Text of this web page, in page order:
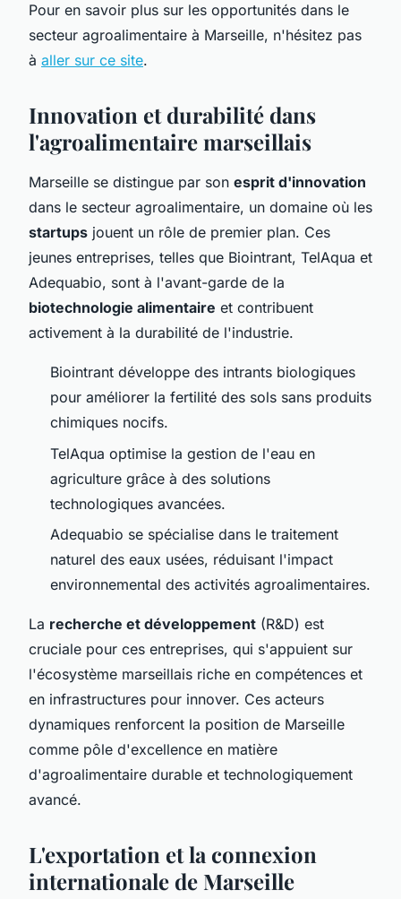
Pour en savoir plus sur les opportunités dans le
secteur agroalimentaire à Marseille, n'hésitez pas
à aller sur ce site.
Innovation et durabilité dans
l'agroalimentaire marseillais
Marseille se distingue par son esprit d'innovation
dans le secteur agroalimentaire, un domaine où les
startups jouent un rôle de premier plan. Ces
jeunes entreprises, telles que Biointrant, TelAqua et
Adequabio, sont à l'avant-garde de la
biotechnologie alimentaire et contribuent
activement à la durabilité de l'industrie.
Biointrant développe des intrants biologiques
pour améliorer la fertilité des sols sans produits
chimiques nocifs.
TelAqua optimise la gestion de l'eau en
agriculture grâce à des solutions
technologiques avancées.
Adequabio se spécialise dans le traitement
naturel des eaux usées, réduisant l'impact
environnemental des activités agroalimentaires.
La recherche et développement (R&D) est
cruciale pour ces entreprises, qui s'appuient sur
l'écosystème marseillais riche en compétences et
en infrastructures pour innover. Ces acteurs
dynamiques renforcent la position de Marseille
comme pôle d'excellence en matière
d'agroalimentaire durable et technologiquement
avancé.
L'exportation et la connexion
internationale de Marseille